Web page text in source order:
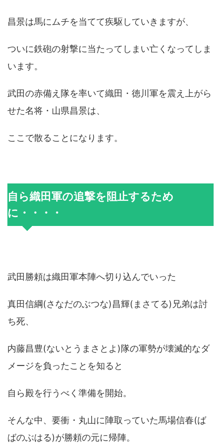
昌景は馬にムチを当てて疾駆していきますが、
ついに鉄砲の射撃に当たってしまい亡くなってしま
います。
武田の赤備え隊を率いて織田・徳川軍を震え上がら
せた名将・山県昌景は、
ここで散ることになります。
自ら織田軍の追撃を阻止するため
に・・・・
武田勝頼は織田軍本陣へ切り込んでいった
真田信綱(さなだのぶつな)昌輝(まさてる)兄弟は討
ち死、
内藤昌豊(ないとうまさとよ)隊の軍勢が壊滅的なダ
メージを負ったことを知ると
自ら殿を行うべく準備を開始。
そんな中、要衝・丸山に陣取っていた馬場信春(ば
ばのぶはる)が勝頼の元に帰陣。